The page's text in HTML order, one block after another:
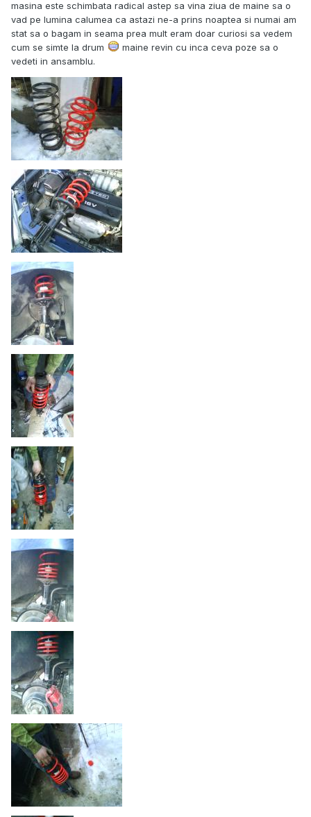
masina este schimbata radical astep sa vina ziua de maine sa o
vad pe lumina calumea ca astazi ne-a prins noaptea si numai am
stat sa o bagam in seama prea mult eram doar curiosi sa vedem
cum se simte la drum
maine revin cu inca ceva poze sa o
vedeti in ansamblu.